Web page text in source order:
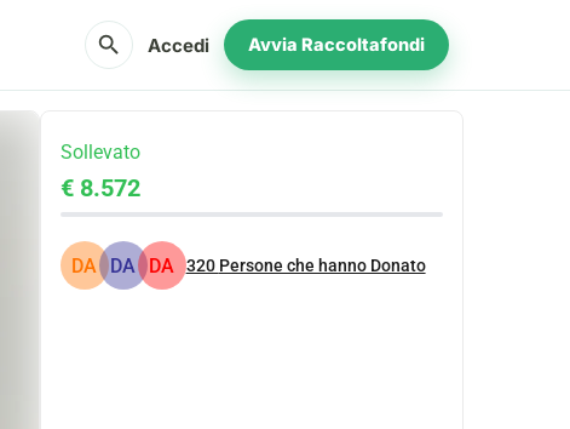
search Accedi Avvia Raccoltafondi
Sollevato
€ 8.572
DA DA DA 320 Persone che hanno Donato